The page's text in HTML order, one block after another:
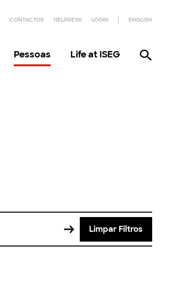
CONTACTOS HELPDESK LOGIN ENGLISH
Pessoas Life at ISEG
Limpar Filtros